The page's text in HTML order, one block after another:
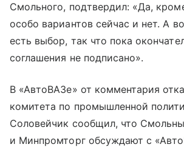
Смольного, подтвердил: «Да,
особо вариантов сейчас и нет. А
есть выбор, так что пока
соглашения не подписано».
В «АвтоВАЗе» от комментария
комитета по промышленной
Соловейчик сообщил, что
и Минпромторг обсуждают с